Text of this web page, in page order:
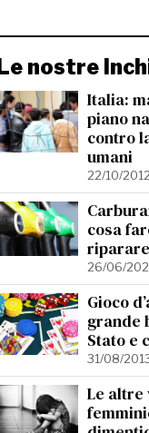
Le nostre
Italia:
piano
contro
umani
22/10/2012
cosa
26/06/
Gioco
grande
Stato e
31/08/
Le altre